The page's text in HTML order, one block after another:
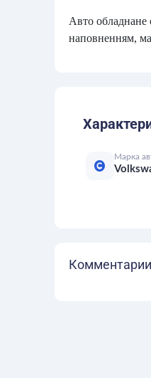
Авто обладнане
наповненням,
Марка
Комментарии